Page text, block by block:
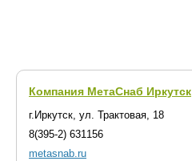
Компания МетаСнаб Иркутск
г.Иркутск, ул. Трактовая, 18
8(395-2) 631156
metasnab.ru